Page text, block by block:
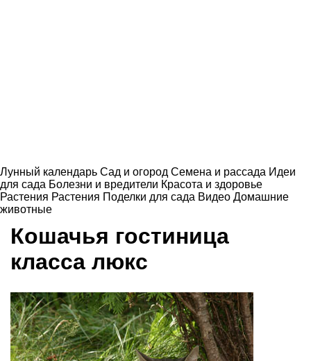
Лунный календарь Сад и огород Семена и рассада Идеи
для сада Болезни и вредители Красота и здоровье
Растения Растения Поделки для сада Видео Домашние
животные
Кошачья гостиница
класса люкс